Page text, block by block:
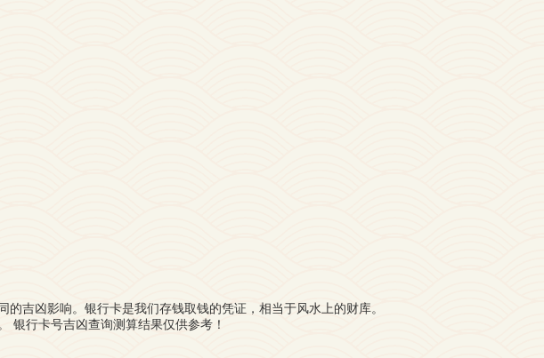
吉凶影响。银行卡是我们存钱取钱的凭证，相当于风水上的财库。
银行卡号吉凶查询测算结果仅供参考！